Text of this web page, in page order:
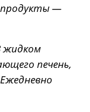
продукты —
жидком
печень,